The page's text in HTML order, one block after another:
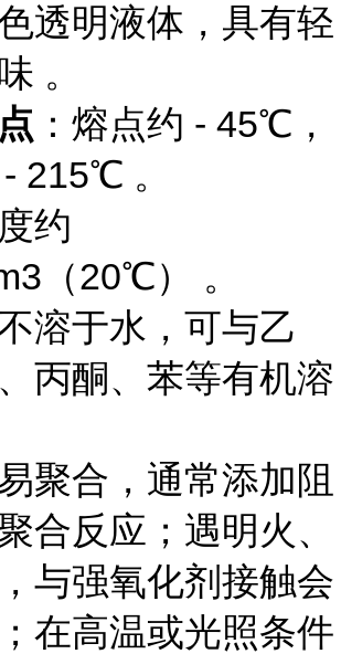
透明液体，具有轻
。
：熔点约 - 45℃，
215℃ 。
约
（20℃） 。
不溶于水，可与乙
丙酮、苯等有机溶
易聚合，通常添加阻
合反应；遇明火、
与强氧化剂接触会
在高温或光照条件